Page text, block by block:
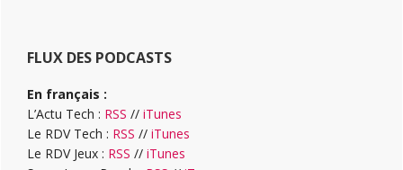
FLUX DES PODCASTS
En français :
L’Actu Tech : RSS // iTunes
Le RDV Tech : RSS // iTunes
Le RDV Jeux : RSS // iTunes